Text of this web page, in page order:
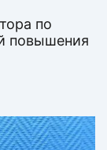
по
повышения
В